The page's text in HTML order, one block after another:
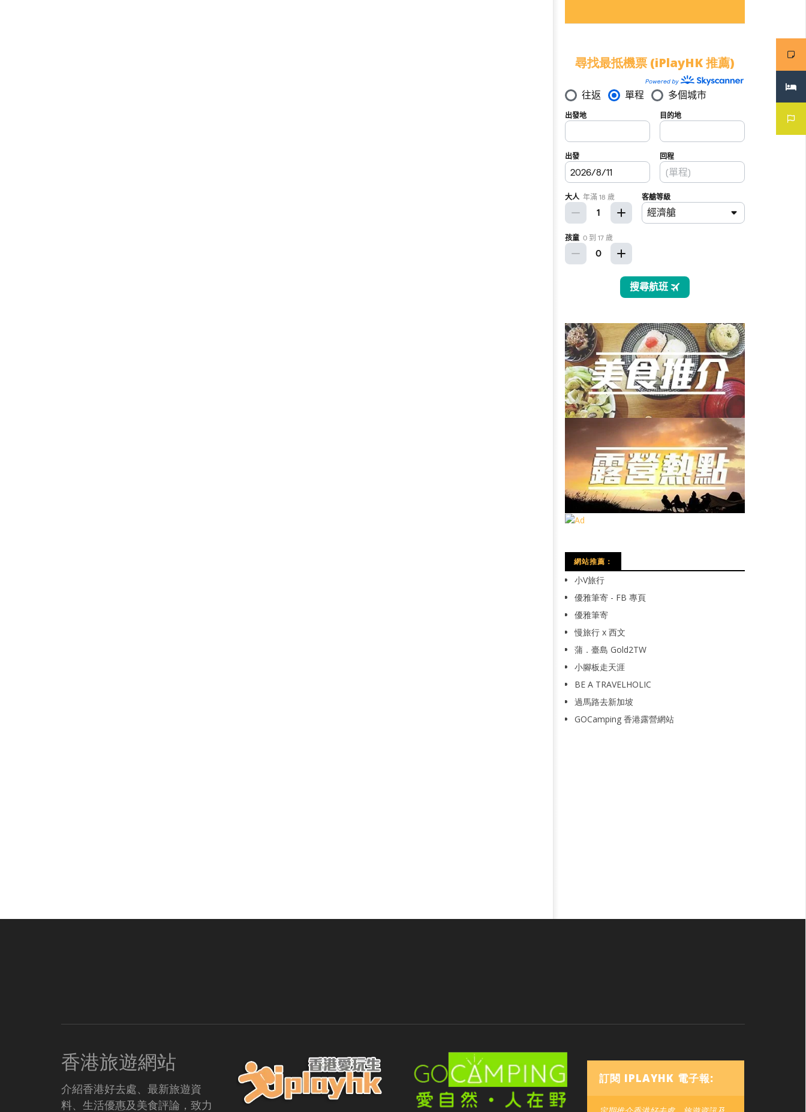
尋找最抵機票 (iPlayHK 推薦)
網站推薦：
小V旅行
優雅筆寄 - FB 專頁
優雅筆寄
慢旅行 x 西文
蒲．臺島 Gold2TW
小腳板走天涯
BE A TRAVELHOLIC
過馬路去新加坡
GOCamping 香港露營網站
香港旅遊網站
介紹香港好去處、最新旅遊資
料、生活優惠及美食評論，致力
訂閱 IPLAYHK 電子報: